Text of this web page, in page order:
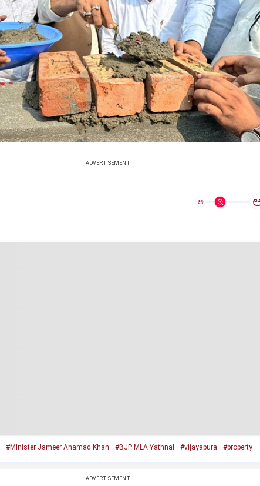
ADVERTISEMENT
ಅ
#MInister Jameer Ahamad Khan #BJP MLA Yathnal #vijayapura #property
ADVERTISEMENT